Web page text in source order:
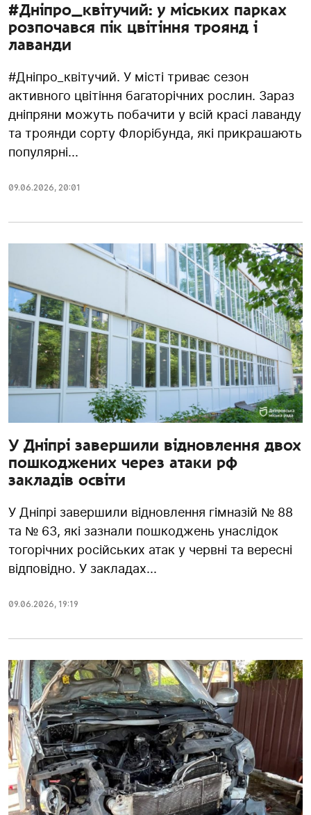
#Дніпро_квітучий: у міських парках
розпочався пік цвітіння троянд і
лаванди
#Дніпро_квітучий. У місті триває сезон
активного цвітіння багаторічних рослин. Зараз
дніпряни можуть побачити у всій красі лаванду
та троянди сорту Флорібунда, які прикрашають
популярні...
09.06.2026, 20:01
У Дніпрі завершили відновлення двох
пошкоджених через атаки рф
закладів освіти
У Дніпрі завершили відновлення гімназій № 88
та № 63, які зазнали пошкоджень унаслідок
тогорічних російських атак у червні та вересні
відповідно. У закладах...
09.06.2026, 19:19